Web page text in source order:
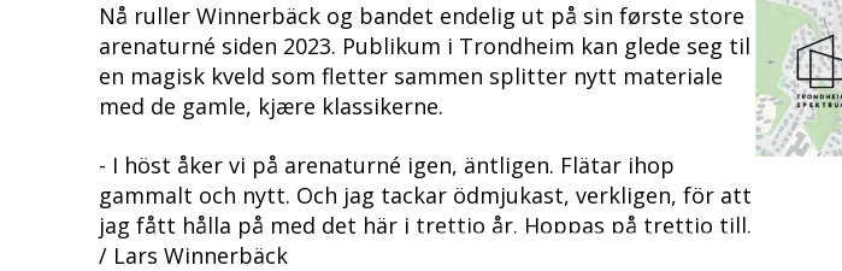
Nå ruller Winnerbäck og bandet endelig ut på sin første store
arenaturné siden 2023. Publikum i Trondheim kan glede seg til
en magisk kveld som fletter sammen splitter nytt materiale
med de gamle, kjære klassikerne.
- I höst åker vi på arenaturné igen, äntligen. Flätar ihop
gammalt och nytt. Och jag tackar ödmjukast, verkligen, för att
jag fått hålla på med det här i trettio år. Hoppas på trettio till.
/ Lars Winnerbäck